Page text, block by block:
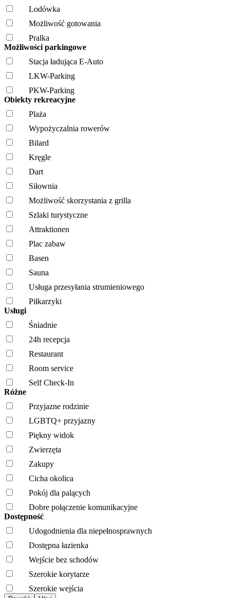
Lodówka
Możliwość gotowania
Pralka
Możliwości parkingowe
Stacja ładująca E-Auto
LKW-Parking
PKW-Parking
Obiekty rekreacyjne
Plaża
Wypożyczalnia rowerów
Bilard
Kręgle
Dart
Siłownia
Możliwość skorzystania z grilla
Szlaki turystyczne
Attraktionen
Plac zabaw
Basen
Sauna
Usługa przesyłania strumieniowego
Piłkarzyki
Usługi
Śniadnie
24h recepcja
Restaurant
Room service
Self Check-In
Różne
Przyjazne rodzinie
LGBTQ+ przyjazny
Piękny widok
Zwierzęta
Zakupy
Cicha okolica
Pokój dla palących
Dobre połączenie komunikacyjne
Dostępność
Udogodnienia dla niepełnosprawnych
Dostępna łazienka
Wejście bez schodów
Szerokie korytarze
Szerokie wejścia